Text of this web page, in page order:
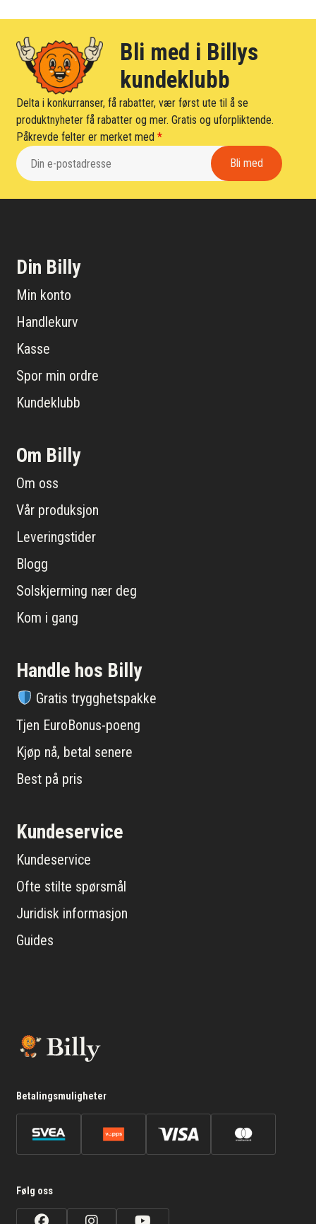
Bli med i Billys
kundeklubb
Delta i konkurranser, få rabatter, vær først ute til å se
produktnyheter få rabatter og mer. Gratis og uforpliktende.
Påkrevde felter er merket med*
Din Billy
Min konto
Handlekurv
Kasse
Spor min ordre
Kundeklubb
Om Billy
Om oss
Vår produksjon
Leveringstider
Blogg
Solskjerming nær deg
Kom i gang
Handle hos Billy
Gratis trygghetspakke
Tjen EuroBonus-poeng
Kjøp nå, betal senere
Best på pris
Kundeservice
Kundeservice
Ofte stilte spørsmål
Juridisk informasjon
Guides
Betalingsmuligheter
Følg oss